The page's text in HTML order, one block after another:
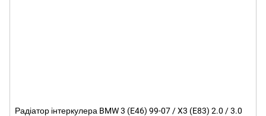
Радіатор інтеркулера BMW 3 (E46) 99-07 / X3 (E83) 2.0 / 3.0